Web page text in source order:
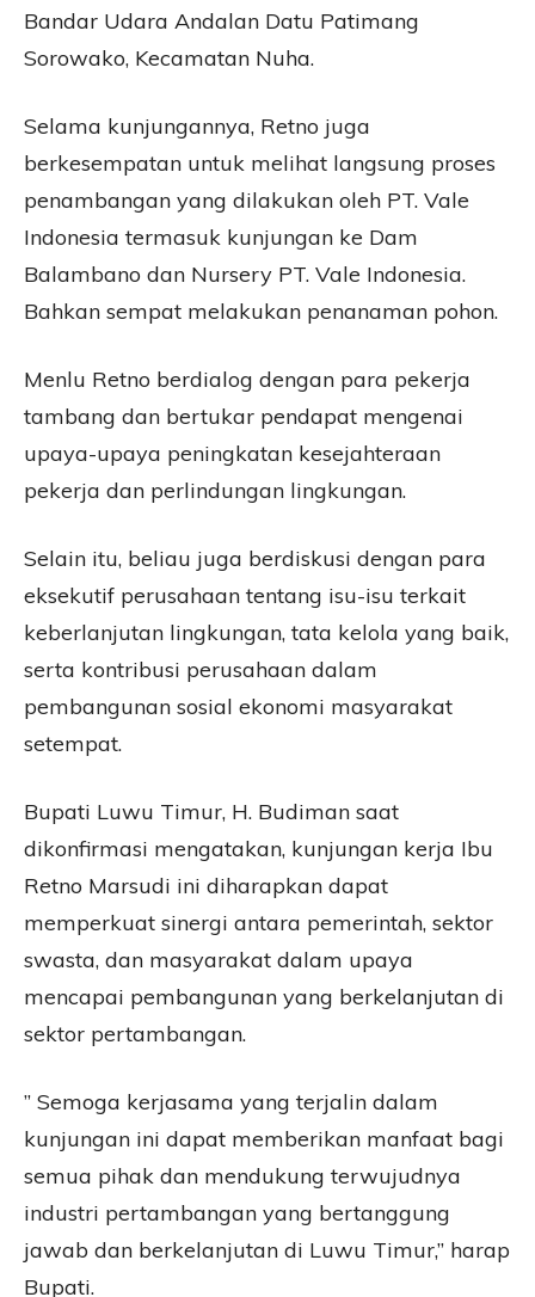
Bandar Udara Andalan Datu Patimang
Sorowako, Kecamatan Nuha.
Selama kunjungannya, Retno juga
berkesempatan untuk melihat langsung proses
penambangan yang dilakukan oleh PT. Vale
Indonesia termasuk kunjungan ke Dam
Balambano dan Nursery PT. Vale Indonesia.
Bahkan sempat melakukan penanaman pohon.
Menlu Retno berdialog dengan para pekerja
tambang dan bertukar pendapat mengenai
upaya-upaya peningkatan kesejahteraan
pekerja dan perlindungan lingkungan.
Selain itu, beliau juga berdiskusi dengan para
eksekutif perusahaan tentang isu-isu terkait
keberlanjutan lingkungan, tata kelola yang baik,
serta kontribusi perusahaan dalam
pembangunan sosial ekonomi masyarakat
setempat.
Bupati Luwu Timur, H. Budiman saat
dikonfirmasi mengatakan, kunjungan kerja Ibu
Retno Marsudi ini diharapkan dapat
memperkuat sinergi antara pemerintah, sektor
swasta, dan masyarakat dalam upaya
mencapai pembangunan yang berkelanjutan di
sektor pertambangan.
” Semoga kerjasama yang terjalin dalam
kunjungan ini dapat memberikan manfaat bagi
semua pihak dan mendukung terwujudnya
industri pertambangan yang bertanggung
jawab dan berkelanjutan di Luwu Timur,” harap
Bupati.